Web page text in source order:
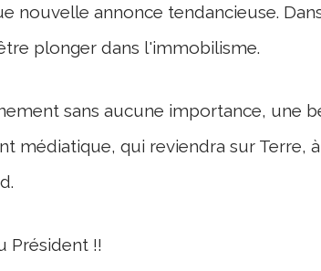
nouvelle annonce tendancieuse.
plonger dans l'immobilisme.
sans aucune importance, une
médiatique, qui reviendra sur Terre,
Président !!